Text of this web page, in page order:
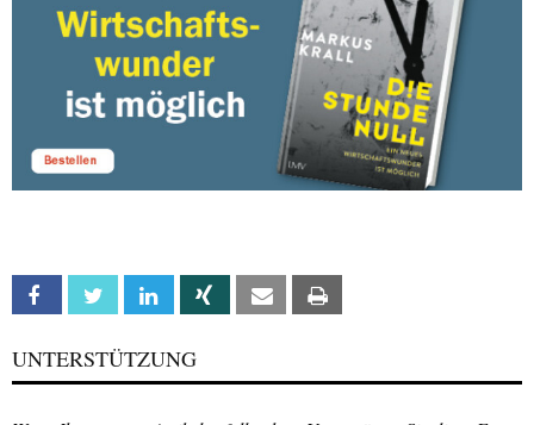
Facebook Twitter Linkedin Xing Email
UNTERSTÜTZUNG